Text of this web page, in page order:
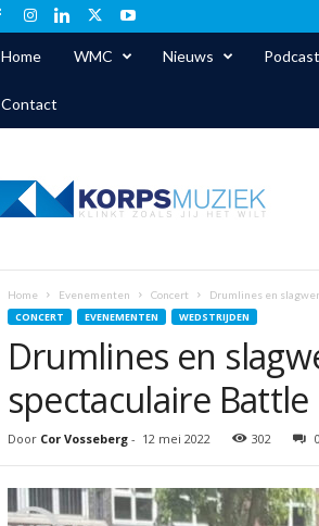
Home WMC Nieuws
Contact
Home Evenementen Concert Drumlines en
CONCERT EVENEMENTEN WEDSTRIJDEN
Drumlines en
spectaculaire
Door Cor Vosseberg- 12 mei 2022 302 0